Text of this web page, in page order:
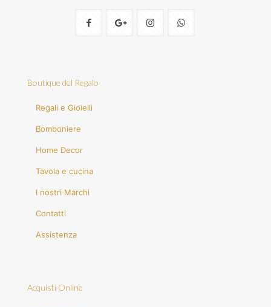
Boutique del Regalo
Regali e Gioielli
Bomboniere
Home Decor
Tavola e cucina
I nostri Marchi
Contatti
Assistenza
Acquisti Online